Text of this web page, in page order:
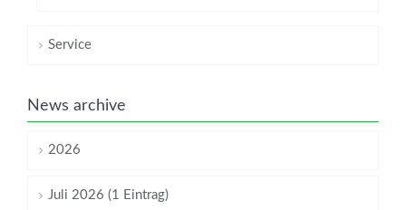
Service
News archive
2026
Juli 2026 (1 Eintrag)